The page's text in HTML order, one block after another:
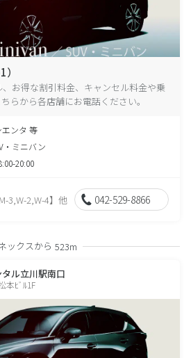
、お得な割引料金、キャンセル料金や乗
らから各店舗にお電話ください。
エンタ 等
・ミニバン
20:00
3,W-2,W-4】他 042-529-8866
ックスから 523m
ル立川駅南口
本ﾋﾞﾙ1F